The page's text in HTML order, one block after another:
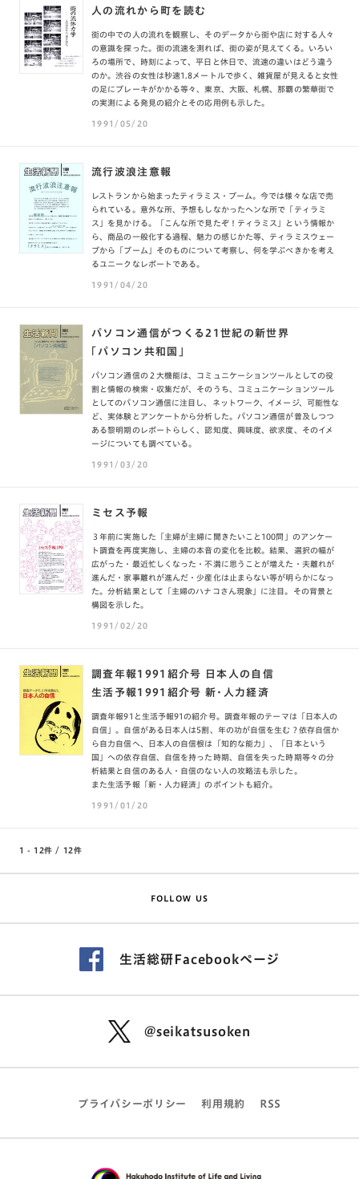
人の流れから町を読む
街の中での人の流れを観察し、そのデータから街や店に対する人々
の意識を探った。街の流速を測れば、街の姿が見えてくる。いろい
ろの場所で、時刻によって、平日と休日で、流速の違いはどう違う
のか。渋谷の女性は秒速1.8メートルで歩く、雑貨屋が見えると女性
の足にブレーキがかかる等々、東京、大阪、札幌、那覇の繁華街で
の実測による発見の紹介とその応用例も示した。
1991/05/20
流行波浪注意報
レストランから始まったティラミス・ブーム。今では様々な店で売
られている。意外な所、予想もしなかったヘンな所で「ティラミ
ス」を見かける。「こんな所で見たぞ！ティラミス」という情報か
ら、商品の一般化する過程、魅力の感じかた等、ティラミスウェー
ブから「ブーム」そのものについて考察し、何を学ぶべきかを考え
るユニークなレポートである。
1991/04/20
パソコン通信がつくる21世紀の新世界
「パソコン共和国」
パソコン通信の２大機能は、コミュニケーションツールとしての役
割と情報の検索・収集だが、そのうち、コミュニケーションツール
としてのパソコン通信に注目し、ネットワーク、イメージ、可能性な
ど、実体験とアンケートから分析した。パソコン通信が普及しつつ
ある黎明期のレポートらしく、認知度、興味度、欲求度、そのイメ
ージについても調べている。
1991/03/20
ミセス予報
３年前に実施した「主婦が主婦に聞きたいこと100問」のアンケー
ト調査を再度実施し、主婦の本音の変化を比較。結果、選択の幅が
広がった・最近忙しくなった・不満に思うことが増えた・夫離れが
進んだ・家事離れが進んだ・少産化は止まらない等が明らかになっ
た。分析結果として「主婦のハナコさん現象」に注目。その背景と
構図を示した。
1991/02/20
調査年報1991紹介号 日本人の自信
生活予報1991紹介号 新・人力経済
調査年報91と生活予報91の紹介号。調査年報のテーマは「日本人の
自信」。自信がある日本人は5割、年の功が自信を生む？依存自信か
ら自力自信へ、日本人の自信根は「知的な能力」、「日本という
国」への依存自信、自信を持った時期、自信を失った時期等々の分
析結果と自信のある人・自信のない人の攻略法も示した。
また生活予報「新・人力経済」のポイントも紹介。
1991/01/20
1 - 12件 / 12件
FOLLOW US
生活総研Facebookページ
@seikatsusoken
プライバシーポリシー 利用規約 RSS